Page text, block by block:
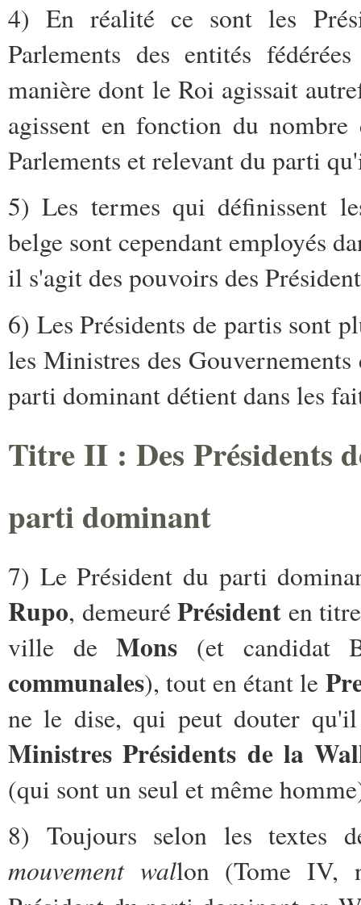
4) En réalité ce sont les
Parlements des entités
manière dont le Roi agissait
agissent en fonction du nombre
Parlements et relevant du parti
5) Les termes qui définissent
belge sont cependant employés
il s'agit des pouvoirs des
6) Les Présidents de partis sont
les Ministres des
parti dominant détient dans les
Titre II : Des Présidents
parti dominant
7) Le Président du parti
Rupo, demeuréPrésident en
ville deMons (et candidat
communales), tout en étant le
ne le dise, qui peut douter
Ministres Présidents de la
(qui sont un seul et même
8) Toujours selon les textes
mouvement wallon (Tome IV,